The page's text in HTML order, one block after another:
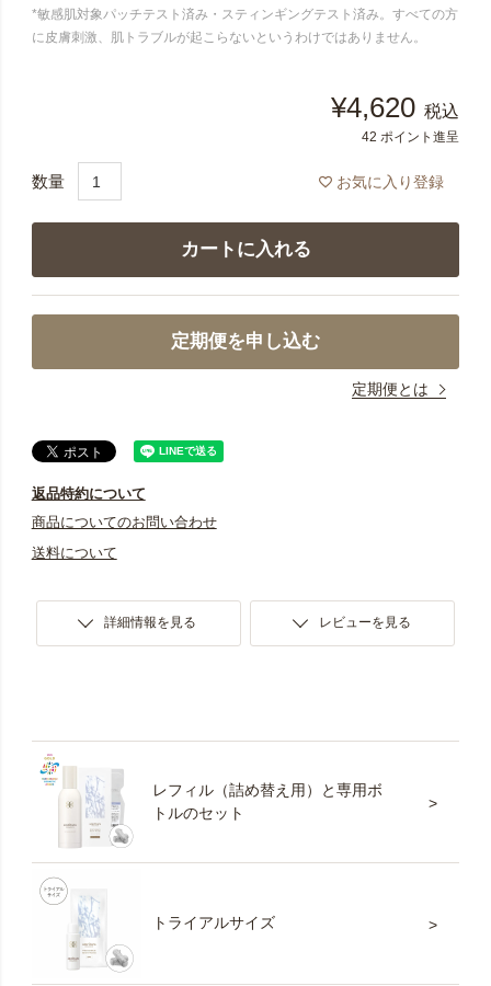
*敏感肌対象パッチテスト済み・スティンギングテスト済み。すべての方
に皮膚刺激、肌トラブルが起こらないというわけではありません。
¥4,620 税込
42 ポイント進呈
お気に入り登録
カートに入れる
定期便を申し込む
定期便とは
返品特約について
商品についてのお問い合わせ
送料について
詳細情報を見る レビューを見る
レフィル（詰め替え用）と専用ボ
トルのセット
トライアルサイズ